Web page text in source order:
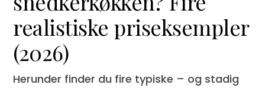
realistiske priseksempler
(2026)
Herunder finder du fire typiske – og stadig